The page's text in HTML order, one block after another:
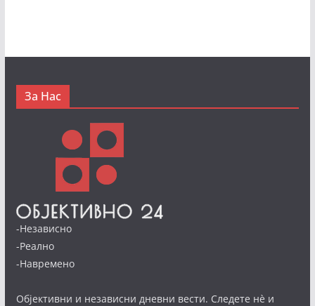
За Нас
-Независно
-Реално
-Навремено
Објективни и независни дневни вести. Следете нè и